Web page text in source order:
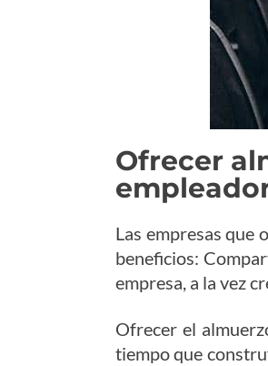
Ofrecer
Las empresas que
beneficios:
empresa, a la vez
Ofrecer el
tiempo que